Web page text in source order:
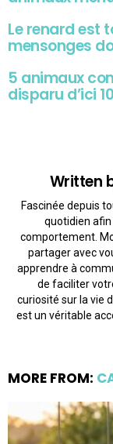
Le renard est
mensonges
5 animaux
disparu d’ici
Written
Fascinée depuis
quotidien
comportement.
partager avec
apprendre à
de faciliter
curiosité sur la vie
est un véritable
MORE FROM: